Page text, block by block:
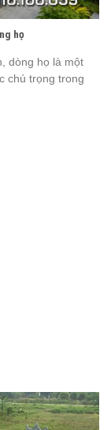
họ
dòng họ là một
chú trọng trong